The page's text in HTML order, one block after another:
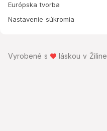
Európska tvorba
Nastavenie súkromia
Vyrobené s láskou v Žiline